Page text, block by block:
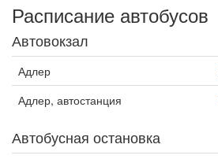
Расписание автобусов
Автовокзал
Адлер
Адлер, автостанция
Автобусная остановка